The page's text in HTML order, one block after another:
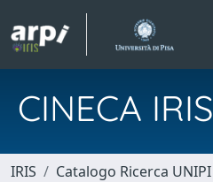
CINECA IRIS
IRIS Catalogo Ricerca UNIPI